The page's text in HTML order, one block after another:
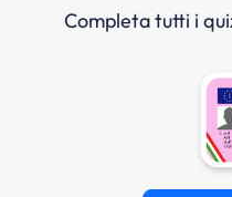
Completa tutti i